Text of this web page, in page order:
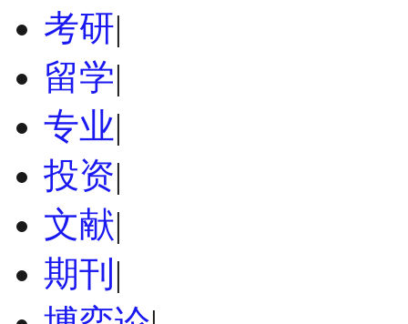
考研|
留学|
专业|
投资|
文献|
期刊 |